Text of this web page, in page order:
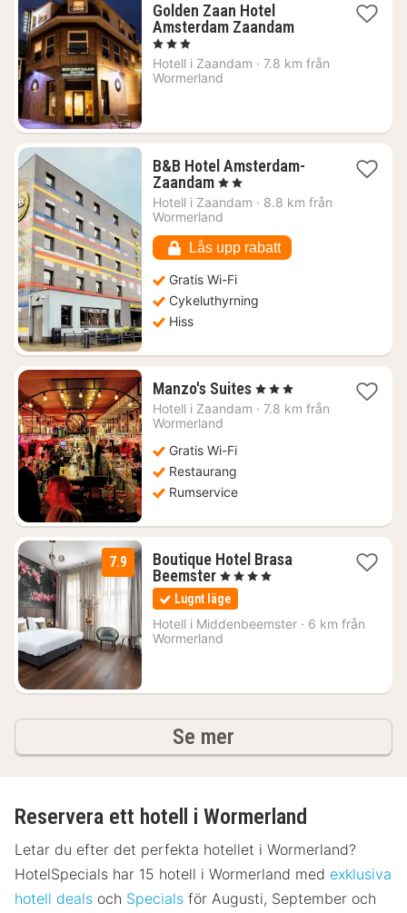
Golden Zaan Hotel
Amsterdam Zaandam1
från
, 3 Stjärnor
Hotell i Zaandam · 7.8 km från
Wormerland
B&B Hotel Amsterdam-
Zaandam1
natt
från
kr.
, 2 Stjärnor
Hotell i Zaandam · 8.8 km från
Wormerland
Lås upp rabatt
Gratis Wi-Fi
Cykeluthyrning
Hiss
Manzo's Suites1
natt
, 3 Stjärnor
Hotell i Zaandam · 7.8 km från
Wormerland
Gratis Wi-Fi
Restaurang
Rumservice
7.9
Boutique Hotel Brasa
Beemster1
natt
från
1205
kr.
, 4 Stjärnor
Lugnt läge
Hotell i Middenbeemster · 6 km från
Wormerland
Se mer
Reservera ett hotell i Wormerland
Letar du efter det perfekta hotellet i Wormerland?
HotelSpecials har 15 hotell i Wormerland med exklusiva
hotell deals och Specials för Augusti, September och